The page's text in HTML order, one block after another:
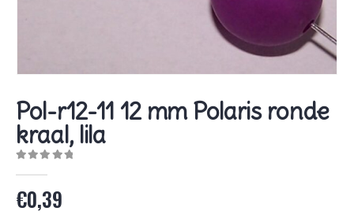
Pol-r12-11 12 mm Polaris ronde
kraal, lila
€0,39